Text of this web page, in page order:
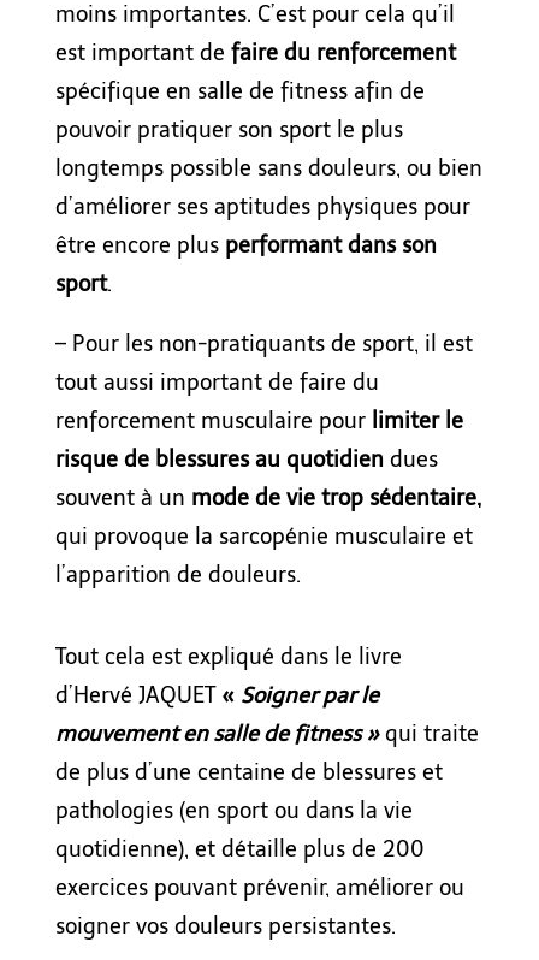
moins importantes. C’est pour cela qu’il
est important defaire du renforcement
spécifique en salle de fitness afin de
pouvoir pratiquer son sport le plus
longtemps possible sans douleurs, ou bien
d’améliorer ses aptitudes physiques pour
êtreencore plus performant dans son
sport.
– Pour les non-pratiquants de sport, il est
tout aussi important de faire du
renforcement musculaire pour limiter le
risque de blessuresau quotidien dues
souvent à un mode de vie trop sédentaire,
qui provoque la sarcopénie musculaire et
l’apparition de douleurs.
Tout cela est expliqué dans le livre
d’Hervé JAQUET« Soigner par le
mouvement en salle de fitness »qui traite
de plus d’une centaine de blessures et
pathologies (en sport ou dans la vie
quotidienne),et détaille plus de 200
exercices pouvant prévenir, améliorerou
soignervos douleurs persistantes.